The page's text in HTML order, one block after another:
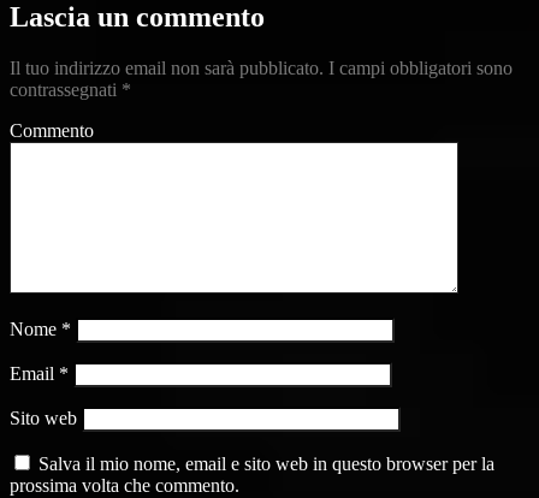
Lascia un commento
Il tuo indirizzo email non sarà pubblicato. I campi obbligatori sono
contrassegnati *
Commento
Nome *
Email *
Sito web
Salva il mio nome, email e sito web in questo browser per la
prossima volta che commento.